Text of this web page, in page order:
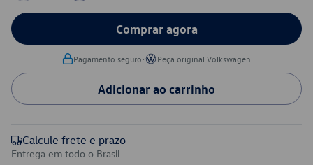
Comprar agora
Pagamento seguro• Peça original Volkswagen
Adicionar ao carrinho
Calcule frete e prazo
Entrega em todo o Brasil